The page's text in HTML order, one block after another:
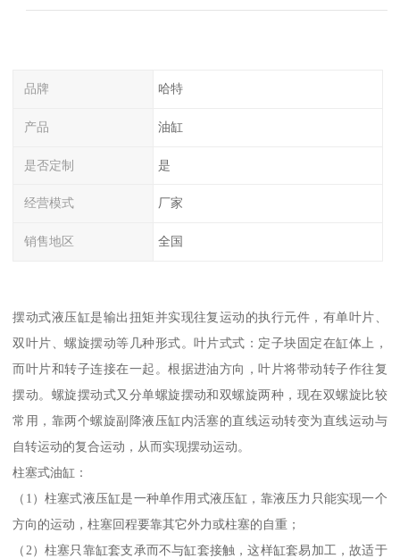
品牌 哈特
产品 油缸
是否定制 是
经营模式 厂家
销售地区 全国
摆动式液压缸是输出扭矩并实现往复运动的执行元件，有单叶片、
双叶片、螺旋摆动等几种形式。叶片式式：定子块固定在缸体上，
而叶片和转子连接在一起。根据进油方向，叶片将带动转子作往复
摆动。螺旋摆动式又分单螺旋摆动和双螺旋两种，现在双螺旋比较
常用，靠两个螺旋副降液压缸内活塞的直线运动转变为直线运动与
自转运动的复合运动，从而实现摆动运动。
柱塞式油缸：
（1）柱塞式液压缸是一种单作用式液压缸，靠液压力只能实现一个
方向的运动，柱塞回程要靠其它外力或柱塞的自重；
（2）柱塞只靠缸套支承而不与缸套接触，这样缸套易加工，故适于